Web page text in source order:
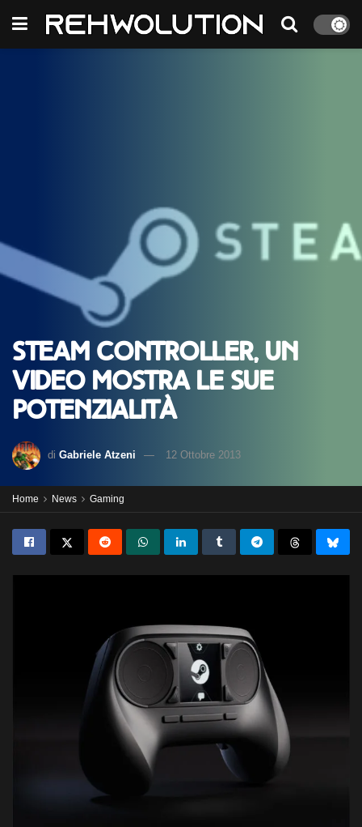
Steam Controller, un
video mostra le sue
potenzialità
di Gabriele Atzeni 12 Ottobre 2013
Home News Gaming